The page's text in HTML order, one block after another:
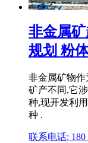
非金属
规划 粉
非金属矿物
矿产不同,它
种,现开发利
种 .
联系电话: 180